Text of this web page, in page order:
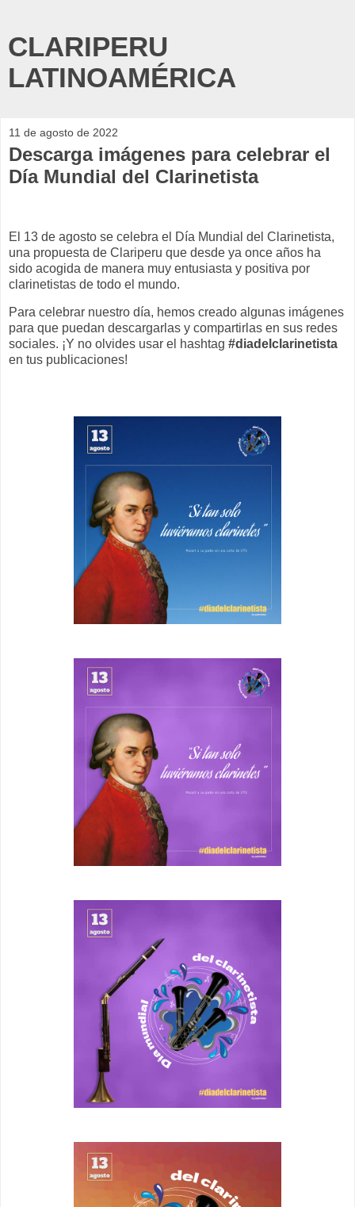
CLARIPERU
LATINOAMÉRICA
11 de agosto de 2022
Descarga imágenes para celebrar el
Día Mundial del Clarinetista
El 13 de agosto se celebra el Día Mundial del Clarinetista,
una propuesta de Clariperu que desde ya once años ha
sido acogida de manera muy entusiasta y positiva por
clarinetistas de todo el mundo.
Para celebrar nuestro día, hemos creado algunas imágenes
para que puedan descargarlas y compartirlas en sus redes
sociales. ¡Y no olvides usar el hashtag #diadelclarinetista
en tus publicaciones!